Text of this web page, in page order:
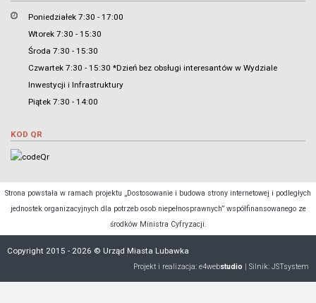
Poniedziałek 7:30 - 17:00
Wtorek 7:30 - 15:30
Środa 7:30 - 15:30
Czwartek 7:30 - 15:30 *Dzień bez obsługi interesantów w Wydziale
Inwestycji i Infrastruktury
Piątek 7:30 - 14:00
KOD QR
Strona powstała w ramach projektu „Dostosowanie i budowa strony internetowej i podległych
jednostek organizacyjnych dla potrzeb osob niepełnosprawnych” współfinansowanego ze
środków Ministra Cyfryzacji.
Copyright 2015 - 2026 © Urząd Miasta Lubawka
Projekt i realizacja: e4webstudio | Silnik: JSTsystem